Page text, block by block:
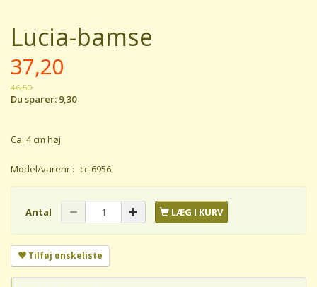
Lucia-bamse
37,20
46,50
Du sparer: 9,30
Ca. 4 cm høj
Model/varenr.: cc-6956
Antal LÆG I KURV
Tilføj ønskeliste